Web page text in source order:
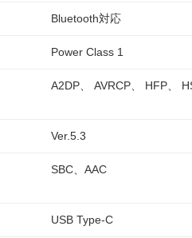
Bluetooth対応
Power Class 1
A2DP、 AVRCP、 HFP、
Ver.5.3
SBC、AAC
USB Type-C